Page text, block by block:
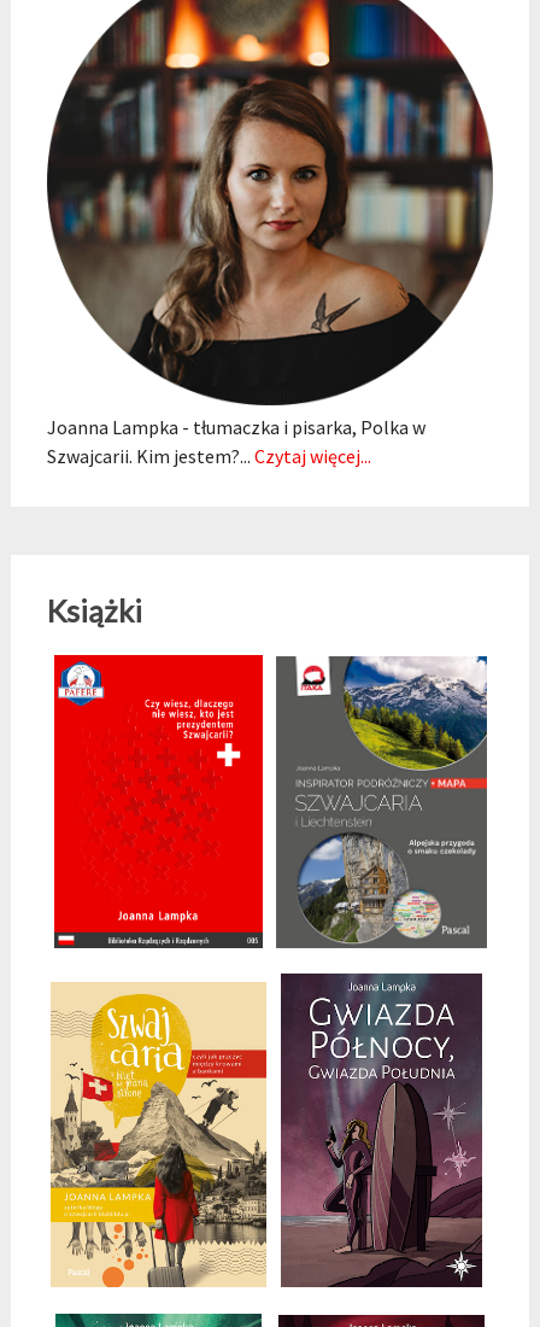
Joanna Lampka - tłumaczka i pisarka, Polka w
Szwajcarii. Kim jestem?... Czytaj więcej...
Książki